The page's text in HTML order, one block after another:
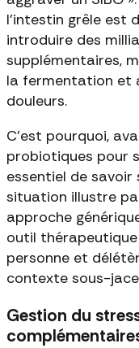
l'intestin grêle est
introduire des
supplémentaires,
la fermentation et
douleurs.
C'est pourquoi,
probiotiques pour
essentiel de savoir
situation illustre
approche
outil
personne et
contexte sous-
Gestion du